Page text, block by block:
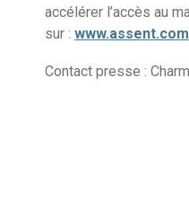
accélérer l’accès au
sur :
Contact presse :